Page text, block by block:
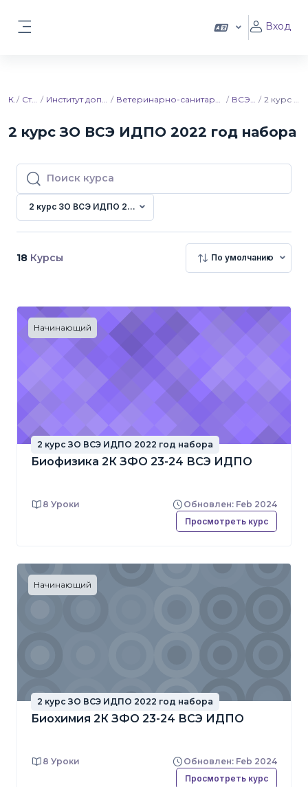
Вход
Курсы Ставропольский ГАУ Институт дополнительного профессионального образования Ветеринарно-санитарная экспертиза. Ветеринарно-санитарная экспертиза продуктов животноводства ВСЭ ИДПО 2022 год набора 2 курс ЗО ВСЭ ИДПО 2022 год набора
2 курс ЗО ВСЭ ИДПО 2022 год набора
Поиск курса
Поиск курса
2 курс ЗО ВСЭ ИДПО 2022 год набора
18 Курсы По умолчанию
Начинающий
2 курс ЗО ВСЭ ИДПО 2022 год набора
Биофизика 2К ЗФО 23-24 ВСЭ ИДПО
8 Уроки
Обновлен: Feb 2024
Просмотреть курс
Начинающий
2 курс ЗО ВСЭ ИДПО 2022 год набора
Биохимия 2К ЗФО 23-24 ВСЭ ИДПО
8 Уроки
Обновлен: Feb 2024
Просмотреть курс